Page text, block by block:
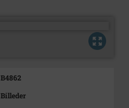
B4862
Billeder